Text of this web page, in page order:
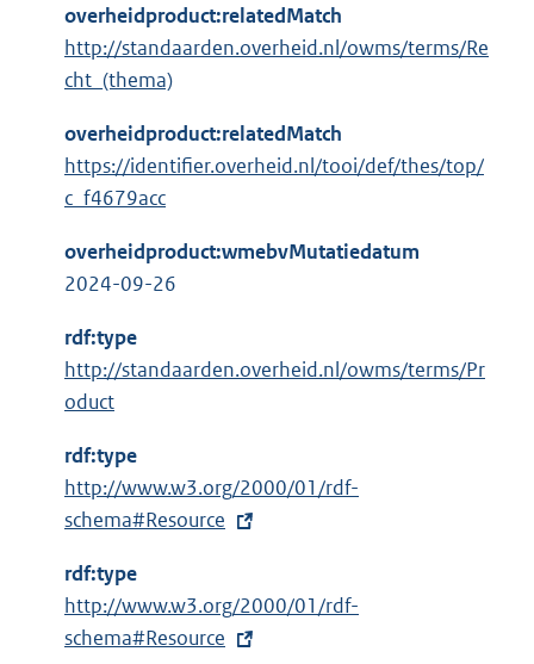
overheidproduct:relatedMatch
http://standaarden.overheid.nl/owms/terms/Re
cht_(thema)
overheidproduct:relatedMatch
https://identifier.overheid.nl/tooi/def/thes/top/
c_f4679acc
overheidproduct:wmebvMutatiedatum
2024-09-26
rdf:type
http://standaarden.overheid.nl/owms/terms/Pr
oduct
rdf:type
E
x
e
r
n
http://www.w3.org/2000/01/rdf-
schema#Resource
rdf:type
E
x
http://www.w3.org/2000/01/rdf-
schema#Resource